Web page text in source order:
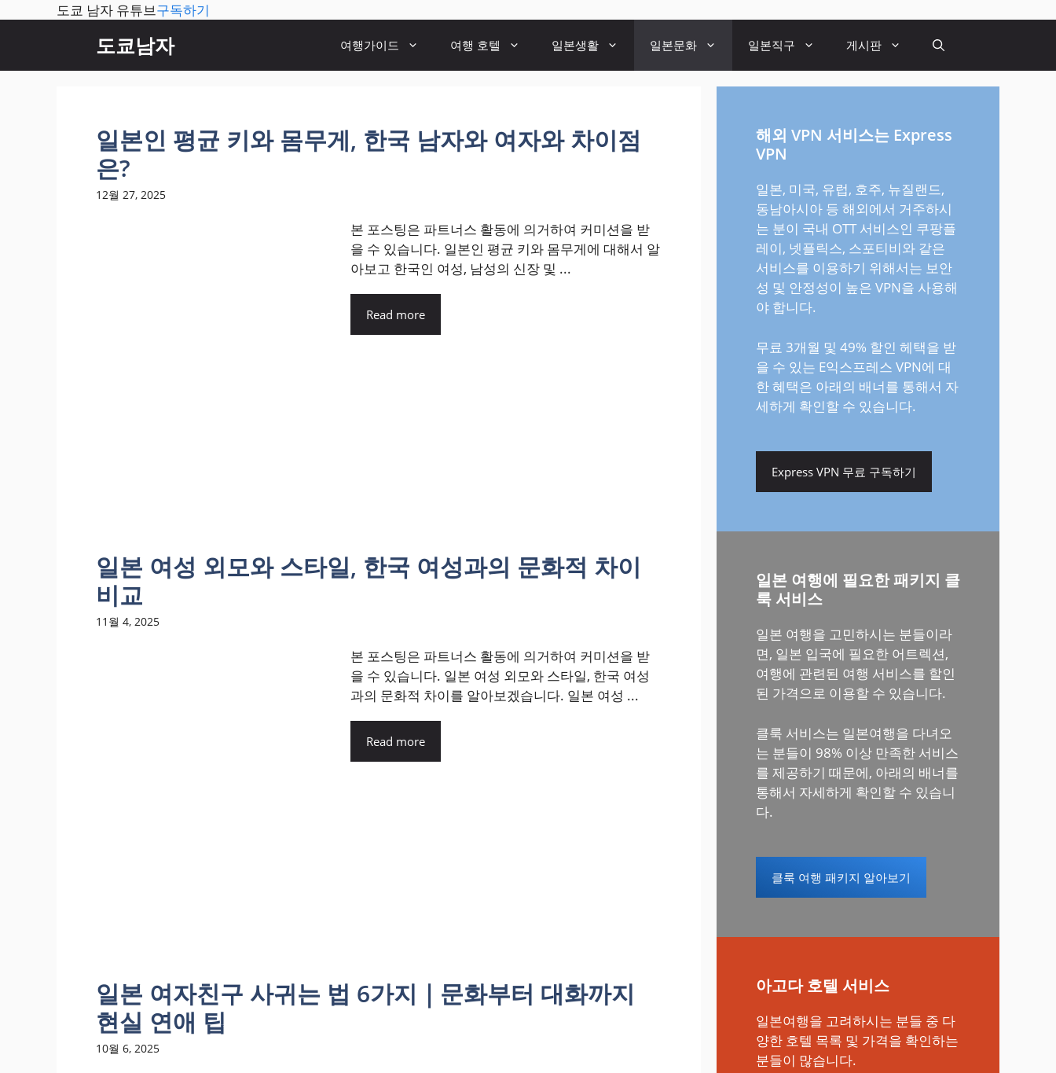
도쿄 남자 유튜브구독하기
츠
도쿄남자 여행가이드 여행 호텔 일본생활 일본문화 일본직구 게시판
일본인 평균 키와 몸무게, 한국 남자와 여자와 차이점
은?
12월 27, 2025
본 포스팅은 파트너스 활동에 의거하여 커미션을 받
을 수 있습니다. 일본인 평균 키와 몸무게에 대해서 알
아보고 한국인 여성, 남성의 신장 및 ...
Read more
일본 여성 외모와 스타일, 한국 여성과의 문화적 차이
비교
11월 4, 2025
본 포스팅은 파트너스 활동에 의거하여 커미션을 받
을 수 있습니다. 일본 여성 외모와 스타일, 한국 여성
과의 문화적 차이를 알아보겠습니다. 일본 여성 ...
Read more
일본 여자친구 사귀는 법 6가지｜문화부터 대화까지
현실 연애 팁
10월 6, 2025
해외 VPN 서비스는 Express
VPN
일본, 미국, 유럽, 호주, 뉴질랜드,
동남아시아 등 해외에서 거주하시
는 분이 국내 OTT 서비스인 쿠팡플
레이, 넷플릭스, 스포티비와 같은
서비스를 이용하기 위해서는 보안
성 및 안정성이 높은 VPN을 사용해
야 합니다.
무료 3개월 및 49% 할인 헤택을 받
을 수 있는 E익스프레스 VPN에 대
한 혜택은 아래의 배너를 통해서 자
세하게 확인할 수 있습니다.
Express VPN 무료 구독하기
일본 여행에 필요한 패키지 클
룩 서비스
일본 여행을 고민하시는 분들이라
면, 일본 입국에 필요한 어트렉션,
여행에 관련된 여행 서비스를 할인
된 가격으로 이용할 수 있습니다.
클룩 서비스는 일본여행을 다녀오
는 분들이 98% 이상 만족한 서비스
를 제공하기 때문에, 아래의 배너를
통해서 자세하게 확인할 수 있습니
다.
클룩 여행 패키지 알아보기
아고다 호텔 서비스
일본여행을 고려하시는 분들 중 다
양한 호텔 목록 및 가격을 확인하는
분들이 많습니다.